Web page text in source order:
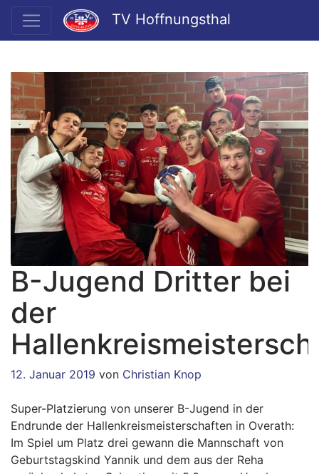
TV Hoffnungsthal
B-Jugend Dritter bei
der
12. Januar 2019 von Christian Knop
Super-Platzierung von unserer B-Jugend in der
Endrunde der Hallenkreismeisterschaften in Overath:
Im Spiel um Platz drei gewann die Mannschaft von
Geburtstagskind Yannik und dem aus der Reha